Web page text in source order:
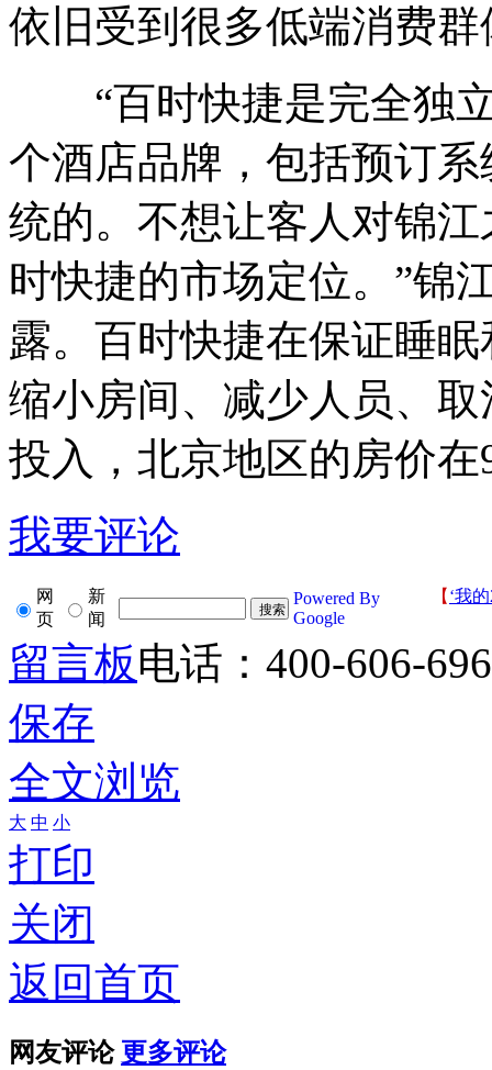
依旧受到很多低端消费
“百时快捷是完全独立
个酒店品牌，包括预订
统的。不想让客人对锦
时快捷的市场定位。”锦
露。百时快捷在保证睡
缩小房间、减少人员、
投入，北京地区的房价在
我要评论
网
页
新
闻
Powered By
Google
【 ‘我
留言板电话：400-606-
保存
全文浏览
大 中 小
打印
关闭
返回首页
网友评论 更多评论